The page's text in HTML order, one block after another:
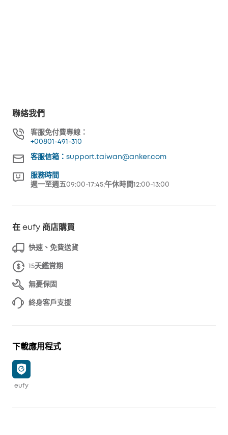
聯絡我們
客服免付費專線：
+00801-491-310
客服信箱：support.taiwan@anker.com
服務時間
週一至週五09:00-17:45;午休時間12:00-13:00
在 eufy 商店購買
快速、免費送貨
15天鑑賞期
無憂保固
終身客戶支援
下載應用程式
eufy